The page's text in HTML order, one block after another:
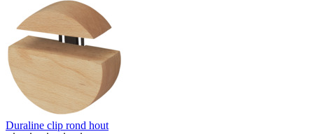
Duraline clip rond hout